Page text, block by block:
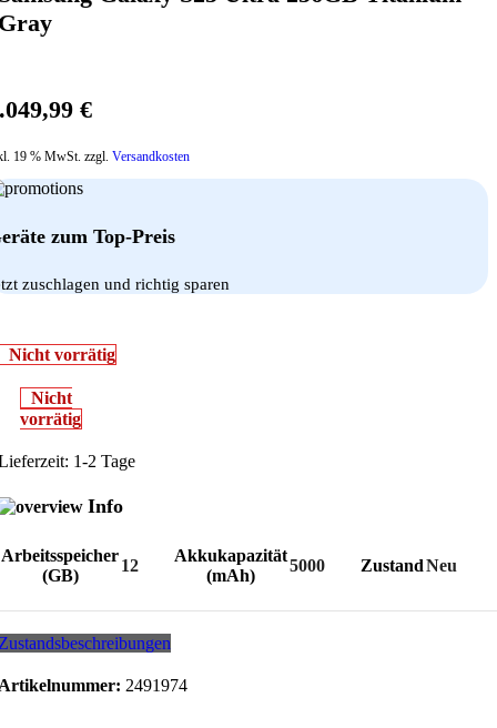
€
19 % MwSt. zzgl. Versandkosten
zum Top-Preis
zuschlagen und richtig sparen
Nicht vorrätig
Nicht
vorrätig
1-2 Tage
Info
Arbeitsspeicher
(GB)
12
Akkukapazität
(mAh)
5000 ZustandNeu
2491974